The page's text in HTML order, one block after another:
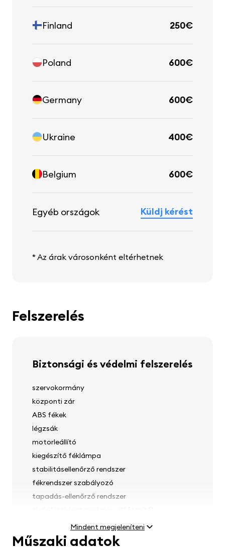
Finland 250€
Poland 600€
Germany 600€
Ukraine 400€
Belgium 600€
Egyéb országok Küldj kérést
* Az árak városonként eltérhetnek
Felszerelés
Biztonsági és védelmi felszerelés
szervokormány
központi zár
ABS fékek
légzsák
motorleállító
kiegészítő féklámpa
stabilitásellenőrző rendszer
fékrendszer szabályozó
tapadás-ellenőrző rendszer
Mindent megjeleníteni
Műszaki adatok